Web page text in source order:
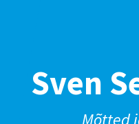
Sven
Mõtted